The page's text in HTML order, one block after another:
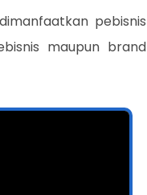
pebisnis
maupun brand